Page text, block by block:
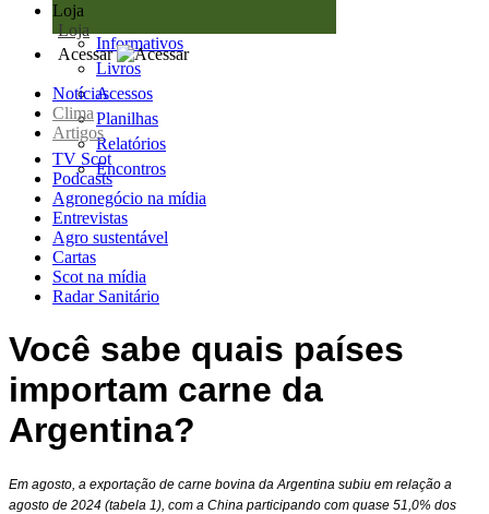
Loja
Loja
Informativos
Livros
Acessos
Planilhas
Relatórios
Encontros
Acessar
Notícias
Clima
Artigos
TV Scot
Podcasts
Agronegócio na mídia
Entrevistas
Agro sustentável
Cartas
Scot na mídia
Radar Sanitário
Você sabe quais países
importam carne da
Argentina?
Em agosto, a exportação de carne bovina da Argentina subiu em relação a
agosto de 2024 (tabela 1), com a China participando com quase 51,0% dos